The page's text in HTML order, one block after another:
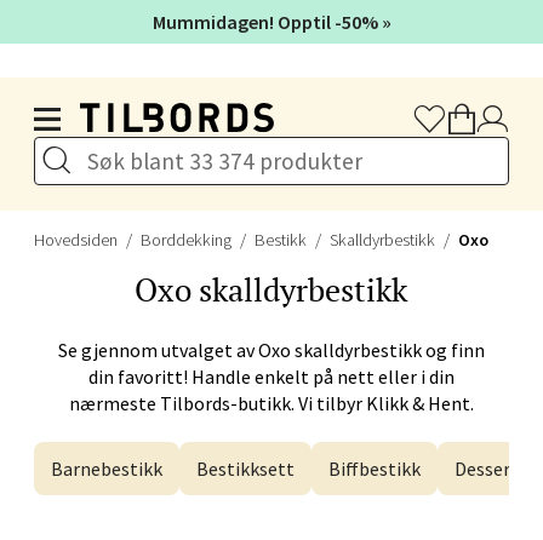
Hovedsiden Borddekking Bestikk Skalldyrbestikk Oxo
Oxo skalldyrbestikk
Se gjennom utvalget avOxo skalldyrbestikk og finn
din favoritt! Handle enkelt på nett eller i din
nærmeste Tilbords-butikk. Vi tilbyr Klikk & Hent.
Barnebestikk Bestikksett Biffbestikk
Mummidagen! Opptil -50% »
Bergen - Galleriet
Torgalmenningen 8, 5014 Bergen
Velg
Gjøvik - CC Gjøvik